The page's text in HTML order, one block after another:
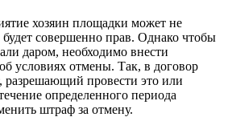
хозяин площадки может не
будет совершенно прав. Однако чтобы
даром, необходимо внести
условиях отмены. Так, в договор
разрешающий провести это или
определенного периода
штраф за отмену.